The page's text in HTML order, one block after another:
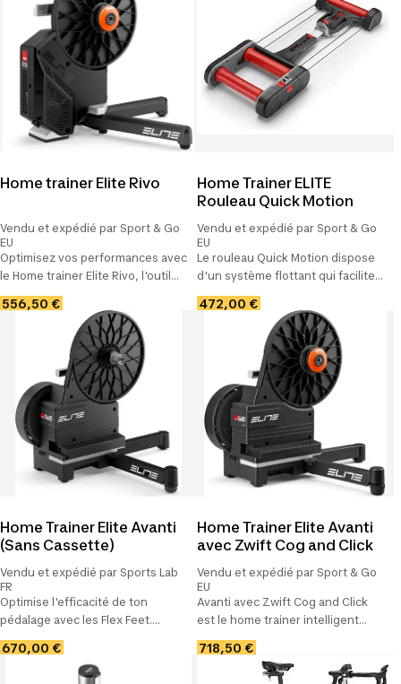
Compatible avec Rizer
Home trainer Elite Rivo
Vendu et expédié par Sport & Go
EU
Optimisez vos performances avec
le Home trainer Elite Rivo, l'outil
incontournable pour les cyclistes
passionnés d'entraînement à
556,50 €
Home Trainer ELITE
Rouleau Quick Motion
Vendu et expédié par Sport & Go
EU
Le rouleau Quick Motion dispose
d'un système flottant qui facilite
l'équilibre pendant
l'entrainement, cet home trainer
compact sera idéal à transporter
grace à une poignée intégrée et
472,00 €
Home Trainer Elite Avanti
(Sans Cassette)
Vendu et expédié par Sports Lab
FR
Optimise l'efficacité de ton
pédalage avec les Flex Feet.
Atteins de nouveaux sommets
avec des pentes allant jusqu'à
18% Tiroir intégré pour les
670,00 €
Home Trainer Elite Avanti
avec Zwift Cog and Click
Vendu et expédié par Sport & Go
EU
Avanti avec Zwift Cog and Click
est le home trainer intelligent
d'Elite qui combine des
fonctionnalités de niveau
supérieur avec une accessibilité
718,50 €